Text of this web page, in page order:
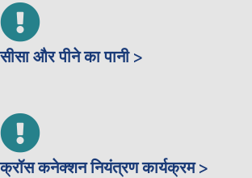
सीसा और पीने का पानी >
क्रॉस कनेक्शन नियंत्रण कार्यक्रम >